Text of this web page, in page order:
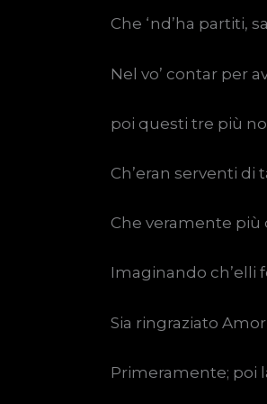
Che ‘nd’ha partiti,
Nel vo’ contar per
poi questi tre più
Ch’eran serventi di
Che veramente più
Imaginando ch’elli
Sia ringraziato
Primeramente; poi